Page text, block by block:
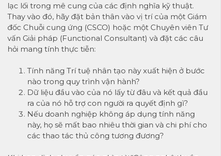
lạc lối trong mê cung của các định nghĩa kỹ thuật.
Thay vào đó, hãy đặt bản thân vào vị trí của một Giám
đốc Chuỗi cung ứng (CSCO) hoặc một Chuyên viên Tư
vấn Giải pháp (Functional Consultant) và đặt các câu
hỏi mang tính thực tiễn:
Tính năng Trí tuệ nhân tạo này xuất hiện ở bước
nào trong quy trình vận hành?
Dữ liệu đầu vào của nó lấy từ đâu và kết quả đầu
ra của nó hỗ trợ con người ra quyết định gì?
Nếu doanh nghiệp không áp dụng tính năng
này, họ sẽ mất bao nhiêu thời gian và chi phí cho
các thao tác thủ công tương đương?